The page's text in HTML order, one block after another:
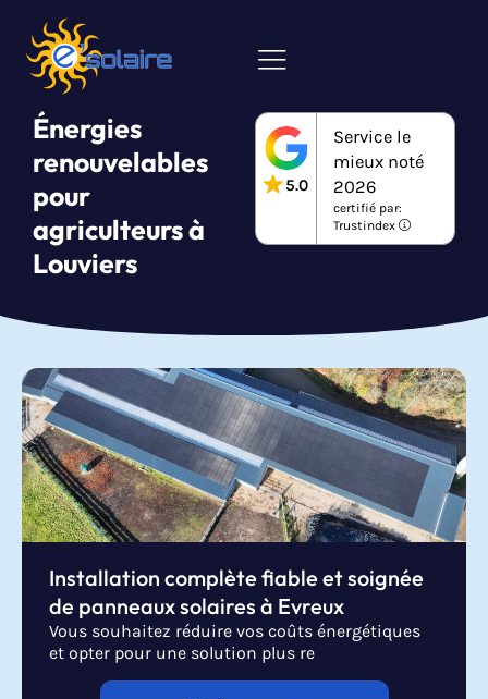
Énergies
renouvelables
pour
agriculteurs à
Louviers
5.0
Service le
mieux noté
2026
certifié par:
Trustindex
Installation complète fiable et soignée
de panneaux solaires à Evreux
Vous souhaitez réduire vos coûts énergétiques
et opter pour une solution plus re